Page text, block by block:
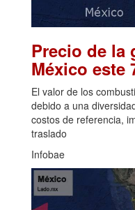
Precio de la
México este
El valor de los
debido a una
costos de referencia,
traslado
Infobae